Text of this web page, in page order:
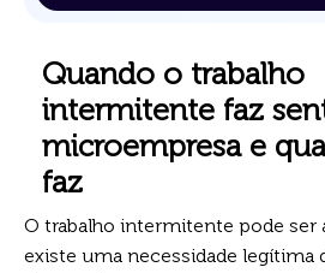
Quando o trabalho
intermitente faz
microempresa e
faz
O trabalho intermitente pode ser
existe uma necessidade legítima